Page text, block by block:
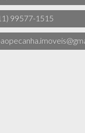
99577-1515